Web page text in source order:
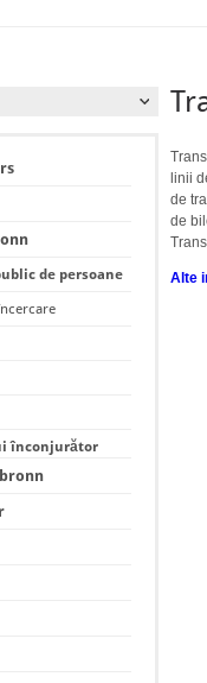
de persoane
înconjurător
linii
de
de
Alte